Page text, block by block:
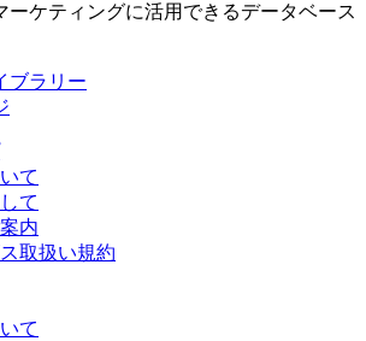
ーケティングに活用できるデータベース
て
て
内
取扱い規約
て